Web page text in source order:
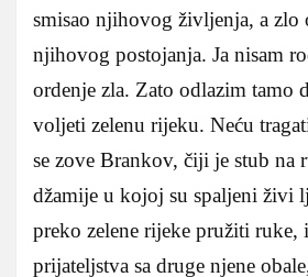
smisao njihovog življenja, a zlo
njihovog postojanja. Ja nisam
ordenje zla. Zato odlazim tamo
voljeti zelenu rijeku. Neću
se zove Brankov, čiji je stub na
džamije u kojoj su spaljeni živi
preko zelene rijeke pružiti ruke,
prijateljstva sa druge njene